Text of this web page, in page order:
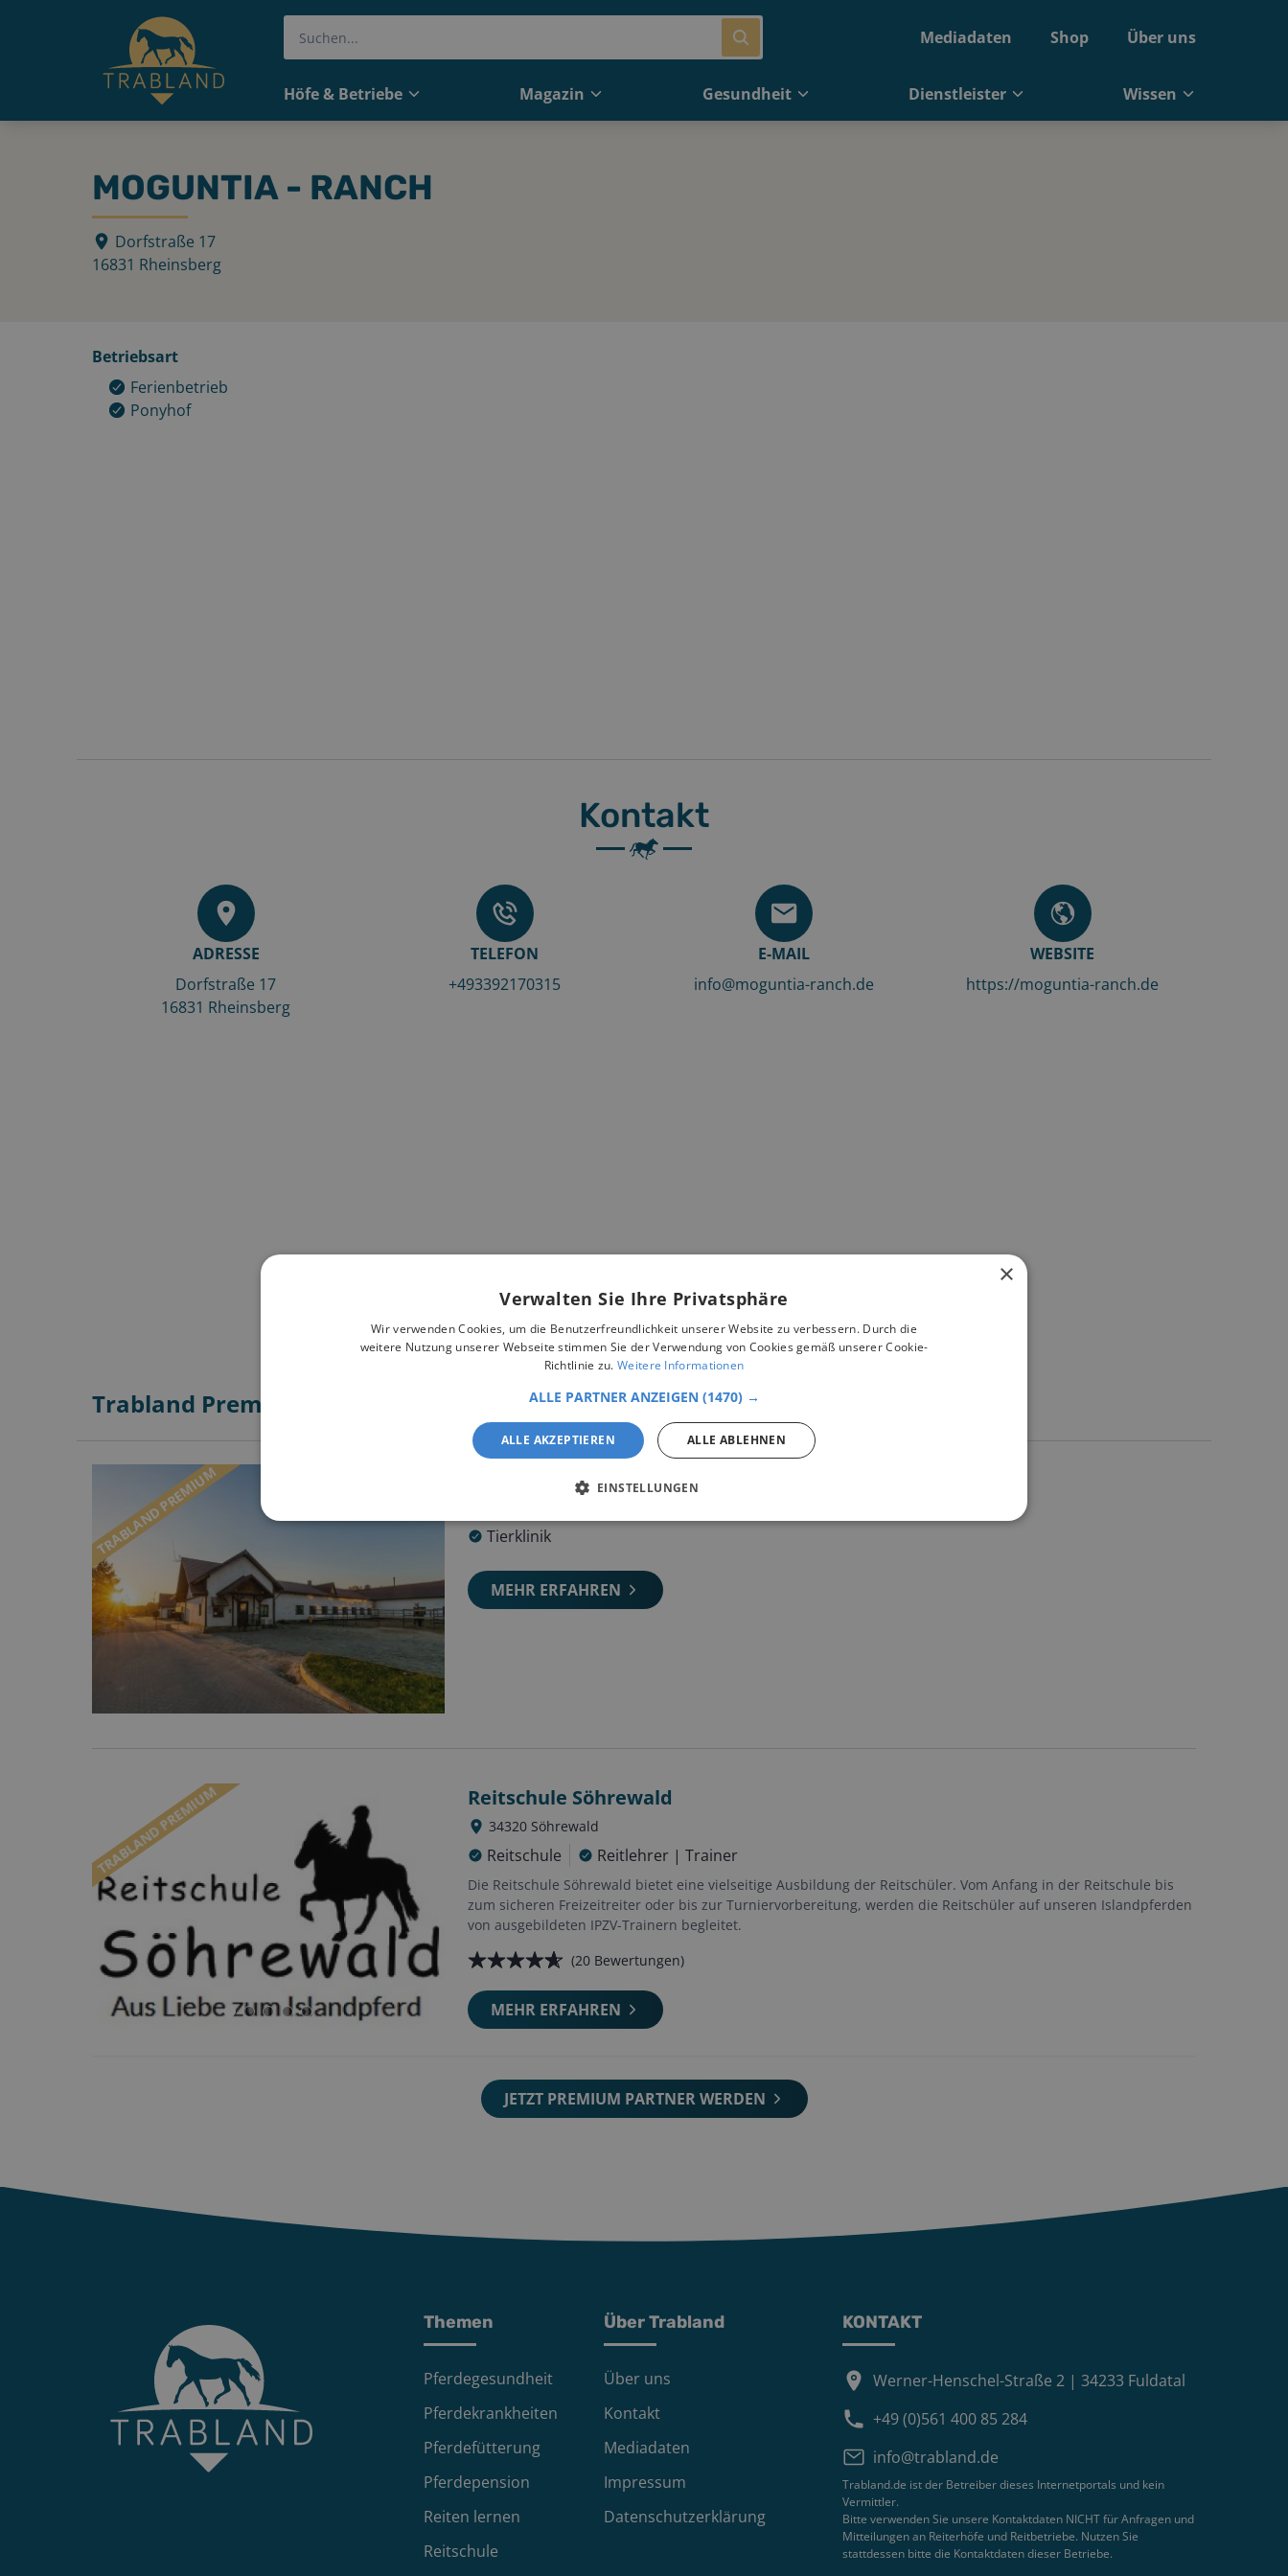
Mediadaten Shop Über uns
Höfe & Betriebe Magazin Gesundheit Dienstleister Wissen
MOGUNTIA - RANCH
Dorfstraße 17
16831 Rheinsberg
Betriebsart
Ferienbetrieb
Ponyhof
Kontakt
ADRESSE
Dorfstraße 17
16831 Rheinsberg
TELEFON
+493392170315
E-MAIL
info@moguntia-ranch.de
WEBSITE
https://moguntia-ranch.de
Trabland Premium Partner in der Nähe
TRABLAND PREMIUM Pferdeklinik Beispielhausen
Tierklinik
MEHR ERFAHREN
TRABLAND PREMIUM Reitschule Söhrewald
34320 Söhrewald
Reitschule Reitlehrer | Trainer
Die Reitschule Söhrewald bietet eine vielseitige Ausbildung der Reitschüler. Vom Anfang in der Reitschule bis
zum sicheren Freizeitreiter oder bis zur Turniervorbereitung, werden die Reitschüler auf unseren Islandpferden
von ausgebildeten IPZV-Trainern begleitet.
(20 Bewertungen)
MEHR ERFAHREN
JETZT PREMIUM PARTNER WERDEN
Themen
Pferdegesundheit
Pferdekrankheiten
Pferdefütterung
Pferdepension
Reiten lernen
Reitschule
Über Trabland
Über uns
Kontakt
Mediadaten
Impressum
Datenschutzerklärung
KONTAKT
Werner-Henschel-Straße 2 | 34233 Fuldatal
+49 (0)561 400 85 284
info@trabland.de
Trabland.de ist der Betreiber dieses Internetportals und kein
Vermittler.
Bitte verwenden Sie unsere Kontaktdaten NICHT für Anfragen und
Mitteilungen an Reiterhöfe und Reitbetriebe. Nutzen Sie
stattdessen bitte die Kontaktdaten dieser Betriebe.
×
Verwalten Sie Ihre Privatsphäre
Wir verwenden Cookies, um die Benutzerfreundlichkeit unserer Website zu verbessern. Durch die
weitere Nutzung unserer Webseite stimmen Sie der Verwendung von Cookies gemäß unserer Cookie-
Richtlinie zu.Weitere Informationen
ALLE PARTNER ANZEIGEN (1470) →
ALLE AKZEPTIEREN ALLE ABLEHNEN
EINSTELLUNGEN